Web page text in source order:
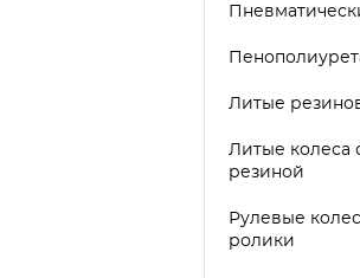
Литые
Литые колеса
резиной
Рулевые
ролики